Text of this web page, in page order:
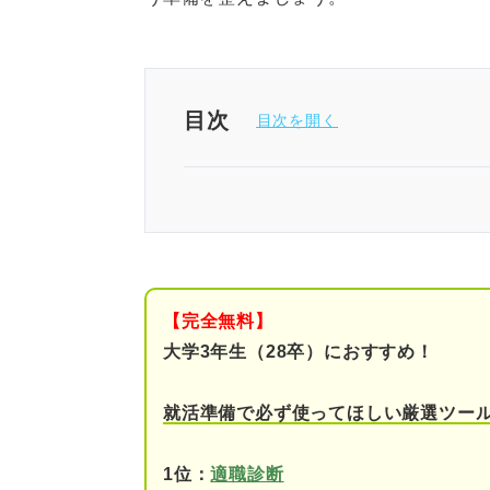
目次
②残業が少ない
【完全無料】
大学3年生（28卒）におすすめ！
就活準備で必ず使ってほしい厳選ツー
1位：適職診断